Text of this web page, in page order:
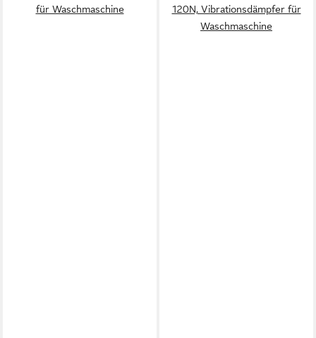
50202077009 / 50210346008
für Waschmaschine
120N, Vibrationsdämpfer für
Waschmaschine